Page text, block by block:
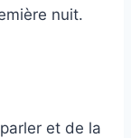
nuit.
et de la